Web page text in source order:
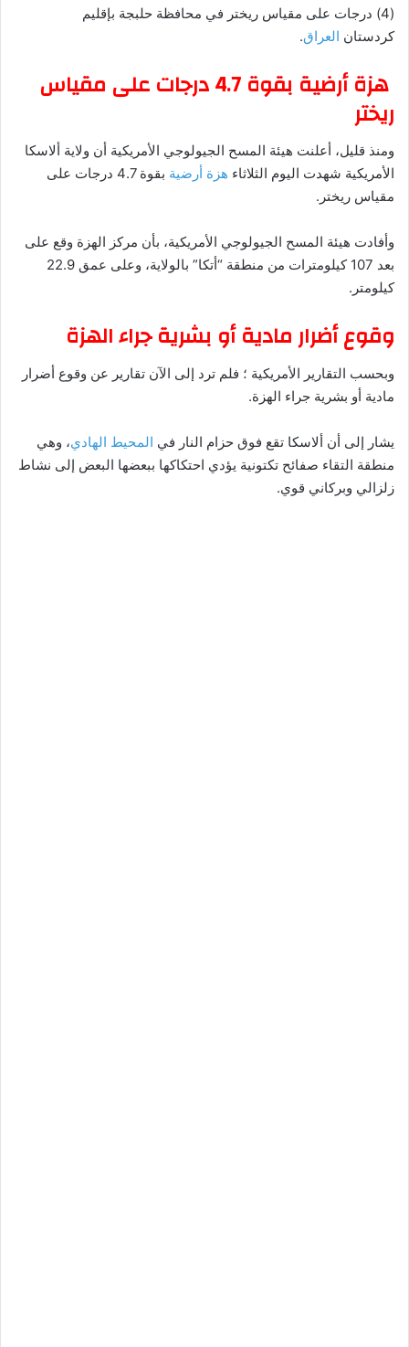
(4) درجات على مقياس ريختر في محافظة حلبجة بإقليم
كردستان العراق.
هزة أرضية بقوة 4.7 درجات على مقياس
ريختر
ومنذ قليل، أعلنت هيئة المسح الجيولوجي الأمريكية أن ولاية ألاسكا
الأمريكية شهدت اليوم الثلاثاء هزة أرضية
بقوة 4.7 درجات على
مقياس ريختر.
وأفادت هيئة المسح الجيولوجي الأمريكية، بأن مركز الهزة وقع على
بعد 107 كيلومترات من منطقة “أتكا” بالولاية، وعلى عمق 22.9
كيلومتر.
وقوع أضرار مادية أو بشرية جراء الهزة
وبحسب التقارير الأمريكية ؛ فلم ترد إلى الآن تقارير عن وقوع أضرار
مادية أو بشرية جراء الهزة.
يشار إلى أن ألاسكا تقع فوق حزام النار في المحيط الهادي، وهي
منطقة التقاء صفائح تكتونية يؤدي احتكاكها ببعضها البعض إلى نشاط
زلزالي وبركاني قوي.